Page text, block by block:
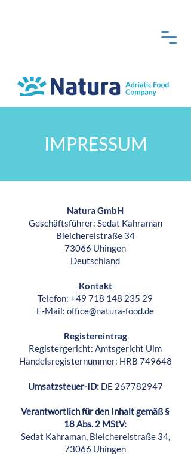
IMPRESSUM
Natura GmbH
Geschäftsführer: Sedat Kahraman
Bleichereistraße 34
73066 Uhingen
Deutschland
Kontakt
Telefon: +49 718 148 235 29
E-Mail: office@natura-food.de
Registereintrag
Registergericht: Amtsgericht Ulm
Handelsregisternummer: HRB 749648
Umsatzsteuer-ID:DE 267782947
Verantwortlich für den Inhalt gemäß §
18 Abs. 2 MStV:
Sedat Kahraman, Bleichereistraße 34,
73066 Uhingen